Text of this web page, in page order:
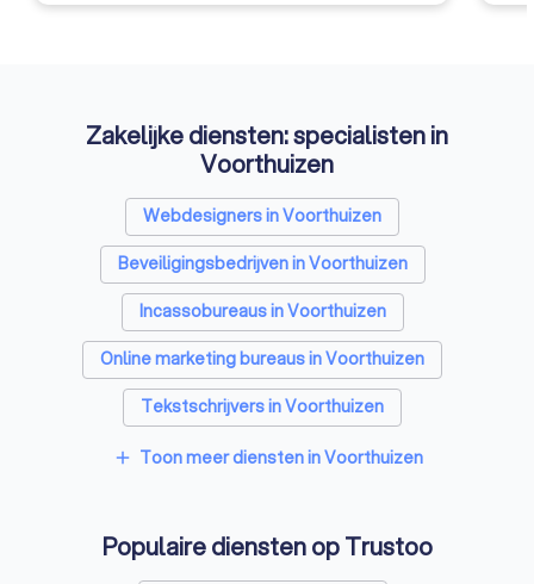
Zakelijke diensten: specialisten in
Voorthuizen
Webdesigners in Voorthuizen
Beveiligingsbedrijven in Voorthuizen
Incassobureaus in Voorthuizen
Online marketing bureaus in Voorthuizen
Tekstschrijvers in Voorthuizen
Vertaalbureaus in Voorthuizen
Grafisch ontwerpers in Voorthuizen
add Toon meer diensten in Voorthuizen
Populaire diensten op Trustoo